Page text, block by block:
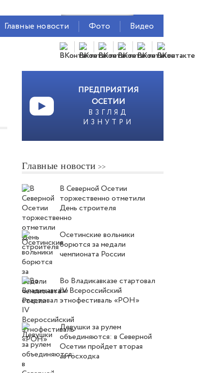
Главные новости Фото Видео
ПРЕДПРИЯТИЯ
ОСЕТИИ
ВЗГЛЯД
ИЗНУТРИ
Главные новости
В Северной Осетии
торжественно отметили
День строителя
Осетинские вольники
борются за медали
чемпионата России
Во Владикавказе стартовал
IV Всероссийский
этнофестиваль «РОН»
Девушки за рулем
объединяются: в Северной
Осетии пройдет вторая
автосходка